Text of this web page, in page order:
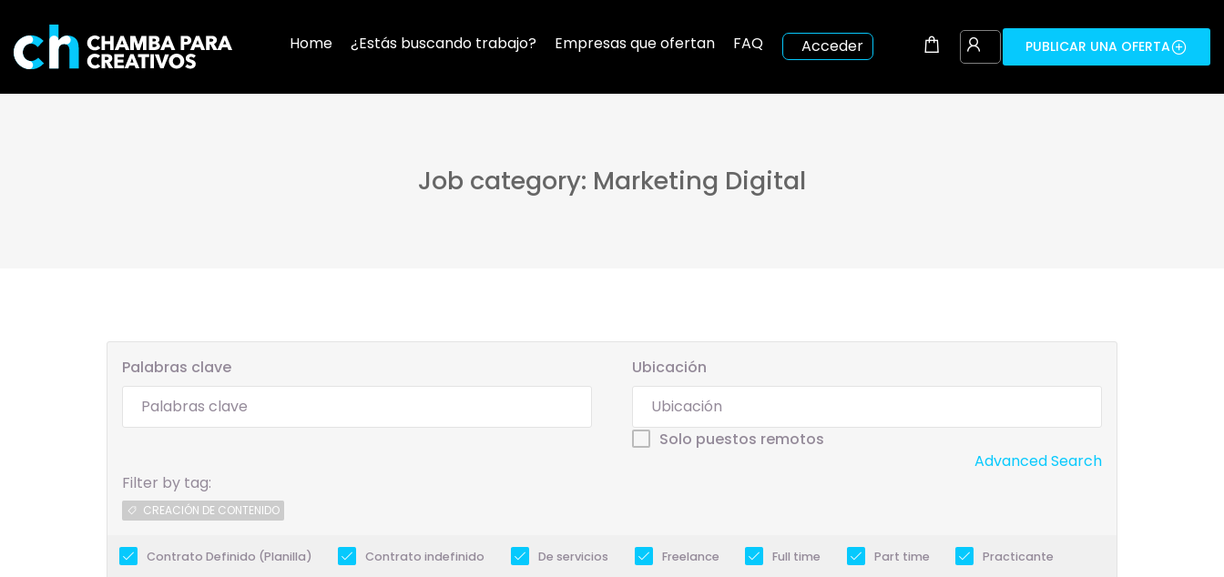
Home ¿Estás buscando trabajo? Empresas que ofertan FAQ Acceder PUBLICAR UNA OFERTA
Job category: Marketing Digital
Palabras clave Ubicación
Solo puestos remotos
Advanced Search
Filter by tag:
CREACIÓN DE CONTENIDO
Contrato Definido (Planilla) Contrato indefinido De servicios Freelance Full time Part time Practicante